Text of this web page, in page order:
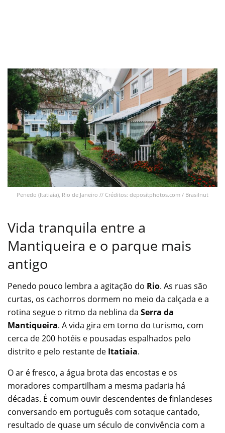
Penedo (Itatiaia), Rio de Janeiro // Créditos: depositphotos.com / Brasilnut
Vida tranquila entre a
Mantiqueira e o parque mais
antigo
Penedo pouco lembra a agitação do Rio. As ruas são
curtas, os cachorros dormem no meio da calçada e a
rotina segue o ritmo da neblina da Serra da
Mantiqueira. A vida gira em torno do turismo, com
cerca de 200 hotéis e pousadas espalhados pelo
distrito e pelo restante de Itatiaia.
O ar é fresco, a água brota das encostas e os
moradores compartilham a mesma padaria há
décadas. É comum ouvir descendentes de finlandeses
conversando em português com sotaque cantado,
resultado de quase um século de convivência com a